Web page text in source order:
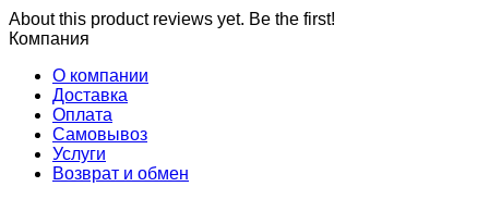
About this product reviews yet. Be the first!
Компания
О компании
Доставка
Оплата
Самовывоз
Услуги
Возврат и обмен